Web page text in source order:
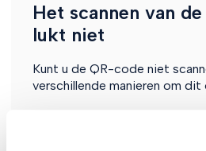
Het scannen van
lukt niet
Kunt u de QR-code niet
verschillende manieren om dit